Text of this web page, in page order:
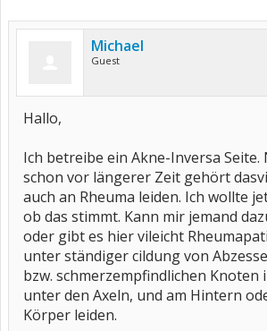
Michael
Guest
Hallo,
Ich betreibe ein Akne-Inversa Seite.
schon vor längerer Zeit gehört
auch an Rheuma leiden. Ich wollte
ob das stimmt. Kann mir jemand
oder gibt es hier vileicht
unter ständiger cildung von
bzw. schmerzempfindlichen Knoten
unter den Axeln, und am Hintern
Körper leiden.